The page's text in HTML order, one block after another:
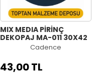
MIX MEDIA PİRİNÇ
DEKOPAJ MA-011 30X42
Cadence
43,00 TL